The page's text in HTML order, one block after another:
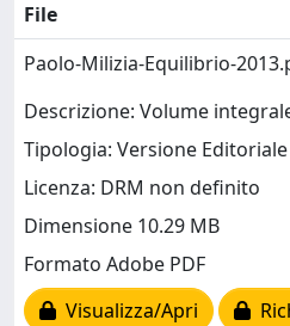
File
Paolo-Milizia-Equilibrio-
Descrizione: Volume
Tipologia: Versione Editoriale
Licenza: DRM non definito
Dimensione 10.29 MB
Formato Adobe PDF
Visualizza/Apri